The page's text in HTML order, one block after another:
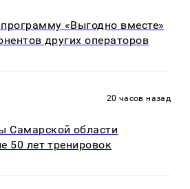
«Выгодно вместе»
других операторов
20 часов назад
Самарской области
50 лет тренировок